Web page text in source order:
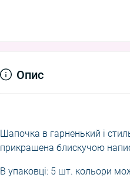
Опис
Шапочка в гарненький і
прикрашена блискучою
В упаковці: 5 шт. кольори